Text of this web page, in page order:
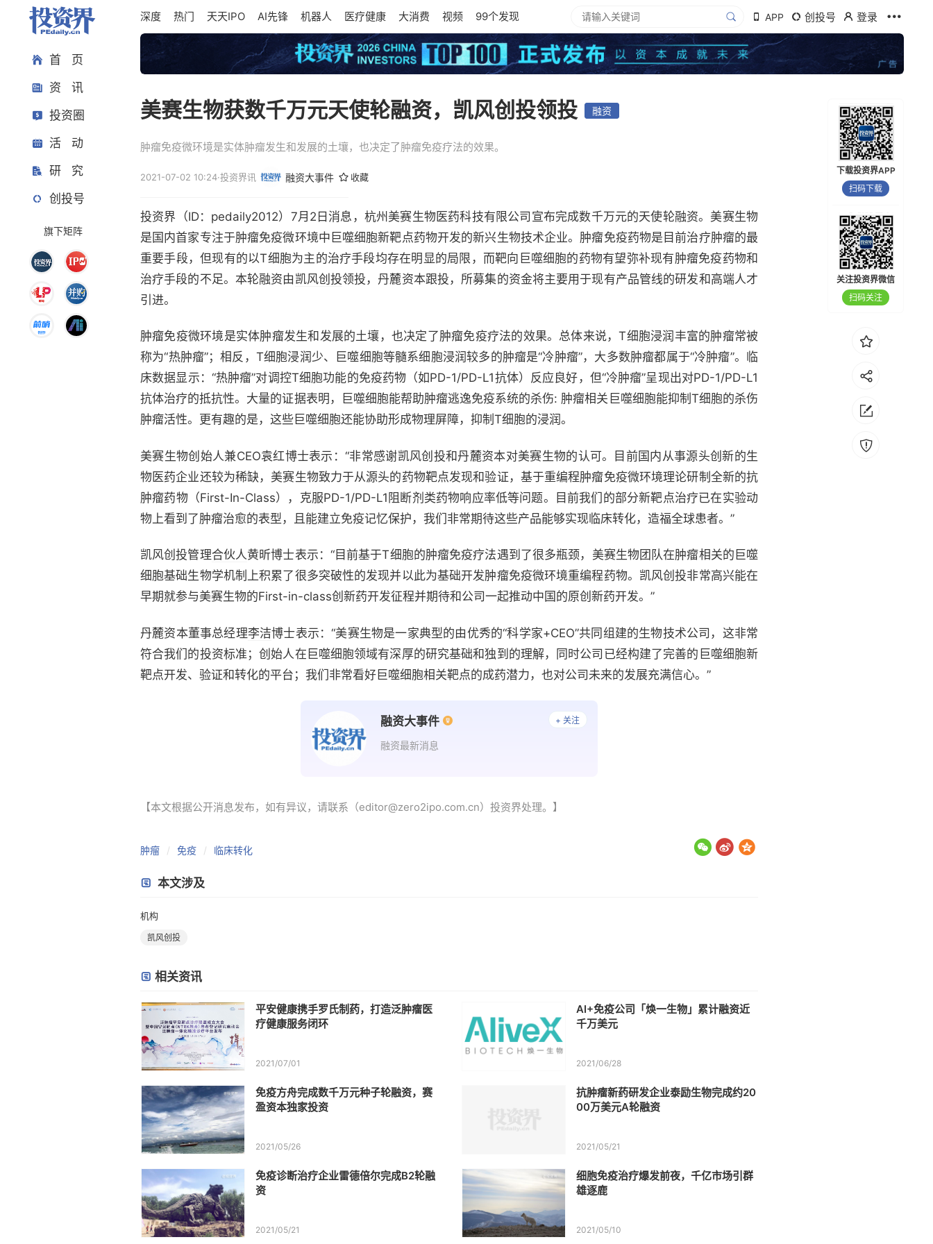
首 页
资 讯
投资圈
活 动
研 究
创投号
旗下矩阵
深度 热门 天天IPO AI先锋 机器人 医疗健康 大消费 视频 99个发现 APP 创投号 登录
美赛生物获数千万元天使轮融资，凯风创投领投 融资
肿瘤免疫微环境是实体肿瘤发生和发展的土壤，也决定了肿瘤免疫疗法的效果。
2021-07-02 10:24·投资界讯 融资大事件 收藏
投资界（ID：pedaily2012）7月2日消息，杭州美赛生物医药科技有限公司宣布完成数千万元的天使轮融资。美赛生物
是国内首家专注于肿瘤免疫微环境中巨噬细胞新靶点药物开发的新兴生物技术企业。肿瘤免疫药物是目前治疗肿瘤的最
重要手段，但现有的以T细胞为主的治疗手段均存在明显的局限，而靶向巨噬细胞的药物有望弥补现有肿瘤免疫药物和
治疗手段的不足。本轮融资由 凯风创投领投，丹麓资本跟投，所募集的资金将主要用于现有产品管线的研发和高端人才
引进。
肿瘤免疫微环境是实体肿瘤发生和发展的土壤，也决定了肿瘤免疫疗法的效果。总体来说，T细胞浸润丰富的肿瘤常被
称为“热肿瘤”；相反，T细胞浸润少、巨噬细胞等髓系细胞浸润较多的肿瘤是“冷肿瘤”，大多数肿瘤都属于“冷肿瘤”。临
床数据显示：“热肿瘤”对调控T细胞功能的免疫药物（如PD-1/PD-L1抗体）反应良好，但“冷肿瘤”呈现出对PD-1/PD-L1
抗体治疗的抵抗性。大量的证据表明，巨噬细胞能帮助肿瘤逃逸免疫系统的杀伤: 肿瘤相关巨噬细胞能抑制T细胞的杀伤
肿瘤活性。更有趣的是，这些巨噬细胞还能协助形成物理屏障，抑制T细胞的浸润。
美赛生物创始人兼CEO袁红博士表示：“非常感谢凯风创投和丹麓资本对美赛生物的认可。目前国内从事源头创新的生
物医药企业还较为稀缺，美赛生物致力于从源头的药物靶点发现和验证，基于重编程肿瘤免疫微环境理论研制全新的抗
肿瘤药物（First-In-Class），克服PD-1/PD-L1阻断剂类药物响应率低等问题。目前我们的部分新靶点治疗已在实验动
物上看到了肿瘤治愈的表型，且能建立免疫记忆保护，我们非常期待这些产品能够实现临床转化，造福全球患者。”
凯风创投管理合伙人黄昕博士表示：“目前基于T细胞的肿瘤免疫疗法遇到了很多瓶颈，美赛生物团队在肿瘤相关的巨噬
细胞基础生物学机制上积累了很多突破性的发现并以此为基础开发肿瘤免疫微环境重编程药物。凯风创投非常高兴能在
早期就参与美赛生物的First-in-class创新药开发征程并期待和公司一起推动中国的原创新药开发。”
丹麓资本董事总经理李洁博士表示：“美赛生物是一家典型的由优秀的“科学家+CEO”共同组建的生物技术公司，这非常
符合我们的投资标准；创始人在巨噬细胞领域有深厚的研究基础和独到的理解，同时公司已经构建了完善的巨噬细胞新
靶点开发、验证和转化的平台；我们非常看好巨噬细胞相关靶点的成药潜力，也对公司未来的发展充满信心。”
融资大事件
融资最新消息
+ 关注
【本文根据公开消息发布，如有异议，请联系（editor@zero2ipo.com.cn）投资界处理。】
肿瘤 免疫 临床转化
本文涉及
机构
凯风创投
相关资讯
平安健康携手罗氏制药，打造泛肿瘤医
疗健康服务闭环
2021/07/01
AI+免疫公司「焕一生物」累计融资近
千万美元
2021/06/28
免疫方舟完成数千万元种子轮融资，赛
盈资本独家投资
2021/05/26
抗肿瘤新药研发企业泰励生物完成约20
00万美元A轮融资
2021/05/21
免疫诊断治疗企业雷德倍尔完成B2轮融
资
2021/05/21
细胞免疫治疗爆发前夜，千亿市场引群
雄逐鹿
2021/05/10
下载投资界APP
扫码下载
关注投资界微信
扫码关注